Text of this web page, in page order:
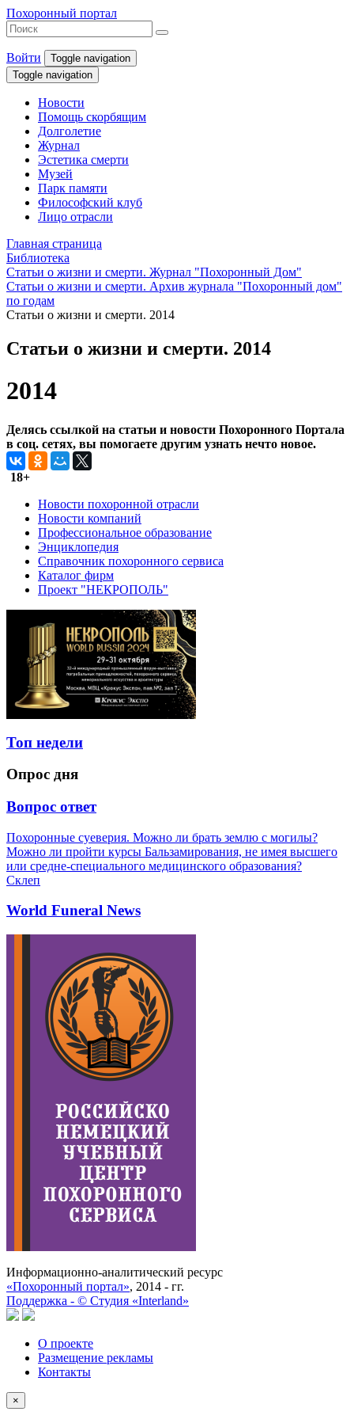
Похоронный портал
Войти
Toggle navigation
Toggle navigation
Новости
Помощь скорбящим
Долголетие
Журнал
Эстетика смерти
Музей
Парк памяти
Философский клуб
Лицо отрасли
Главная страница
Библиотека
Статьи о жизни и смерти. Журнал "Похоронный Дом"
Статьи о жизни и смерти. Архив журнала "Похоронный дом"
по годам
Статьи о жизни и смерти. 2014
Статьи о жизни и смерти. 2014
2014
Делясь ссылкой на статьи и новости Похоронного Портала
в соц. сетях, вы помогаете другим узнать нечто новое.
18+
Новости похоронной отрасли
Новости компаний
Профессиональное образование
Энциклопедия
Справочник похоронного сервиса
Каталог фирм
Проект "НЕКРОПОЛЬ"
Топ недели
Опрос дня
Вопрос ответ
Похоронные суеверия. Можно ли брать землю с могилы?
Можно ли пройти курсы Бальзамирования, не имея высшего
или средне-специального медицинского образования?
Склеп
World Funeral News
Информационно-аналитический ресурс
«Похоронный портал», 2014 - гг.
Поддержка - © Cтудия «Interland»
О проекте
Размещение рекламы
Контакты
×